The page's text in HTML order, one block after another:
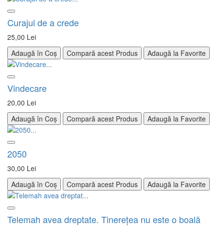
Curajul de a crede
25,00 Lei
Adaugă în Coș
Compară acest Produs Adaugă la Favorite
Vindecare
20,00 Lei
Adaugă în Coș
Compară acest Produs Adaugă la Favorite
2050
30,00 Lei
Adaugă în Coș
Compară acest Produs Adaugă la Favorite
Telemah avea dreptate. Tinerețea nu este o boală